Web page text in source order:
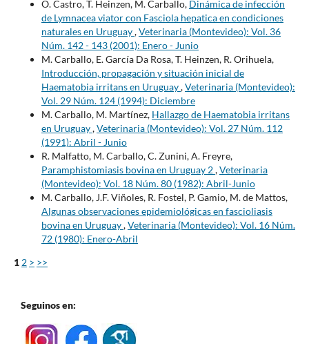
O. Castro, T. Heinzen, M. Carballo, Dinámica de infección
de Lymnacea viator con Fasciola hepatica en condiciones
naturales en Uruguay,Veterinaria (Montevideo): Vol. 36
Núm. 142 - 143 (2001): Enero - Junio
M. Carballo, E. García Da Rosa, T. Heinzen, R. Orihuela,
Introducción, propagación y situación inicial de
Haematobia irritans en Uruguay,Veterinaria (Montevideo):
Vol. 29 Núm. 124 (1994): Diciembre
M. Carballo, M. Martínez, Hallazgo de Haematobia irritans
en Uruguay,Veterinaria (Montevideo): Vol. 27 Núm. 112
(1991): Abril - Junio
R. Malfatto, M. Carballo, C. Zunini, A. Freyre,
Paramphistomiasis bovina en Uruguay 2,Veterinaria
(Montevideo): Vol. 18 Núm. 80 (1982): Abril-Junio
M. Carballo, J.F. Viñoles, R. Fostel, P. Gamio, M. de Mattos,
Algunas observaciones epidemiológicas en fascioliasis
bovina en Uruguay,Veterinaria (Montevideo): Vol. 16 Núm.
72 (1980): Enero-Abril
1 2 > >>
Seguinos en: